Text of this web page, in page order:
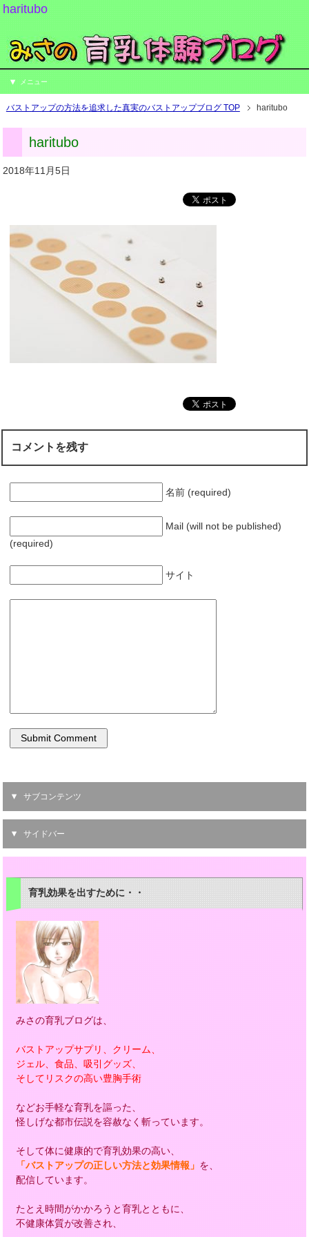
haritubo
メニュー
バストアップの方法を追求した真実のバストアップブログ TOP haritubo
haritubo
2018年11月5日
コメントを残す
名前 (required)
Mail (will not be published)
(required)
サイト
サブコンテンツ
サイドバー
育乳効果を出すために・・
みさの育乳ブログは、
バストアップサプリ、クリーム、
ジェル、食品、吸引グッズ、
そしてリスクの高い豊胸手術
などお手軽な育乳を謳った、
怪しげな都市伝説を容赦なく斬っています。
そして体に健康的で育乳効果の高い、
「バストアップの正しい方法と効果情報」 を、
配信しています。
たとえ時間がかかろうと育乳とともに、
不健康体質が改善され、